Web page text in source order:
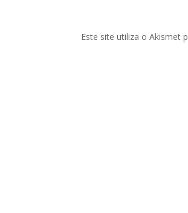
Este site utiliza o Akismet